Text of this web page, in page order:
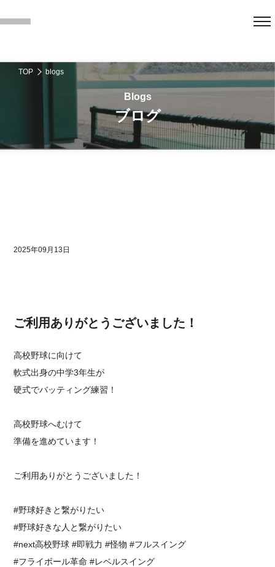
TOP blogs
ブログ
2025年09月13日
ご利用ありがとうございました！
高校野球に向けて
軟式出身の中学3年生が
硬式でバッティング練習！
高校野球へむけて
準備を進めています！
ご利用ありがとうございました！
⁡#野球好きと繋がりたい
#野球好きな人と繋がりたい
#next高校野球 #即戦力 #怪物 #フルスイング⁡
⁡#フライボール革命 #レベルスイング